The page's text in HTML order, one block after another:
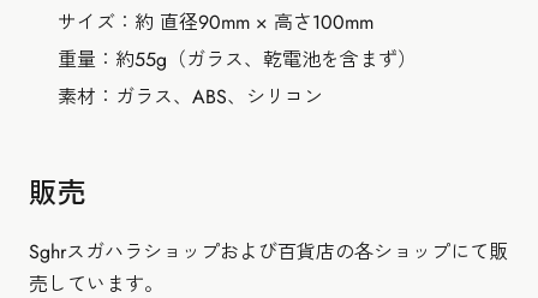
サイズ：約 直径90mm × 高さ100mm
重量：約55g（ガラス、乾電池を含まず）
素材：ガラス、ABS、シリコン
販売
Sghrスガハラショップおよび百貨店の各ショップにて販
売しています。